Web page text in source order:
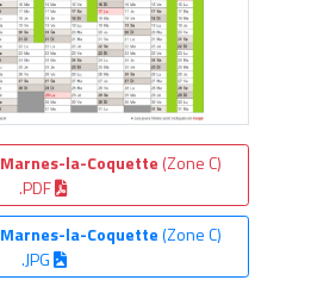
Marnes-la-Coquette (Zone C)
.PDF
Marnes-la-Coquette(Zone C)
.JPG